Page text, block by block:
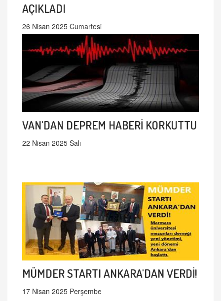
AÇIKLADI
26 Nisan 2025 Cumartesi
VAN'DAN DEPREM HABERİ KORKUTTU
22 Nisan 2025 Salı
MÜMDER STARTI ANKARA'DAN VERDİ!
17 Nisan 2025 Perşembe